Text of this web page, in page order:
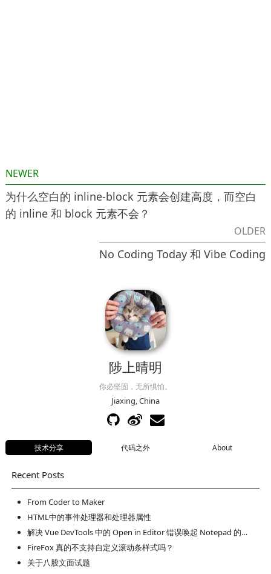
NEWER
为什么空白的 inline-block 元素会创建高度，而空白
的 inline 和 block 元素不会？
OLDER
No Coding Today 和 Vibe Coding
陟上晴明
你必坚固，无所惧怕。
Jiaxing, China
技术分享 代码之外 About
Recent Posts
From Coder to Maker
HTML中的事件处理器和处理器属性
解决 Vue DevTools 中的 Open in Editor 错误唤起 Notepad 的问题
FireFox 真的不支持自定义滚动条样式吗？
关于八股文面试题